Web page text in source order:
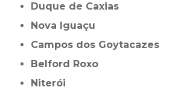
Duque de Caxias
Nova Iguaçu
Campos dos Goytacazes
Belford Roxo
Niterói